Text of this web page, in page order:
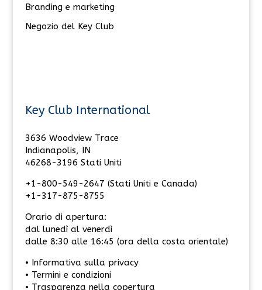
Branding e marketing
Negozio del Key Club
Key Club International
3636 Woodview Trace
Indianapolis, IN
46268-3196 Stati Uniti
+1-800-549-2647 (Stati Uniti e Canada)
+1-317-875-8755
Orario di apertura:
dal lunedì al venerdì
dalle 8:30 alle 16:45 (ora della costa orientale)
• Informativa sulla privacy
• Termini e condizioni
• Trasparenza nella copertura